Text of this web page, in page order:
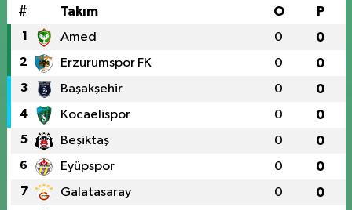
# Takım O P
1 Amed 0 0
2 Erzurumspor FK 0 0
3 Başakşehir 0 0
4 Kocaelispor 0 0
5 Beşiktaş 0 0
6 Eyüpspor 0 0
7 Galatasaray 0 0